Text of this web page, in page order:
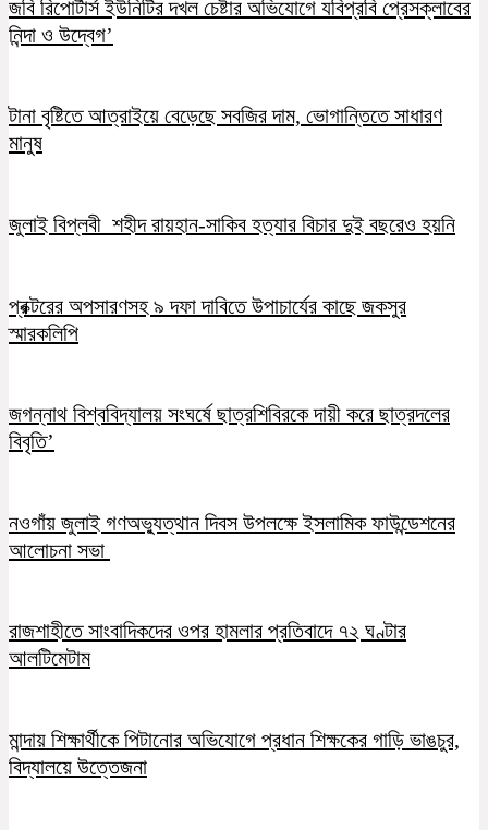
জবি রিপোর্টার্স ইউনিটির দখল চেষ্টার অভিযোগে যবিপ্রবি প্রেসক্লাবের
নিন্দা ও উদ্বেগ’
টানা বৃষ্টিতে আত্রাইয়ে বেড়েছে সবজির দাম, ভোগান্তিতে সাধারণ
মানুষ
জুলাই বিপ্লবী শহীদ রায়হান-সাকিব হত্যার বিচার দুই বছরেও হয়নি
প্রক্টরের অপসারণসহ ৯ দফা দাবিতে উপাচার্যের কাছে জকসুর
স্মারকলিপি
জগন্নাথ বিশ্ববিদ্যালয় সংঘর্ষে ছাত্রশিবিরকে দায়ী করে ছাত্রদলের
বিবৃতি’
নওগাঁয় জুলাই গণঅভ্যুত্থান দিবস উপলক্ষে ইসলামিক ফাউন্ডেশনের
আলোচনা সভা
রাজশাহীতে সাংবাদিকদের ওপর হামলার প্রতিবাদে ৭২ ঘণ্টার
আলটিমেটাম
মান্দায় শিক্ষার্থীকে পিটানোর অভিযোগে প্রধান শিক্ষকের গাড়ি ভাঙচুর,
বিদ্যালয়ে উত্তেজনা